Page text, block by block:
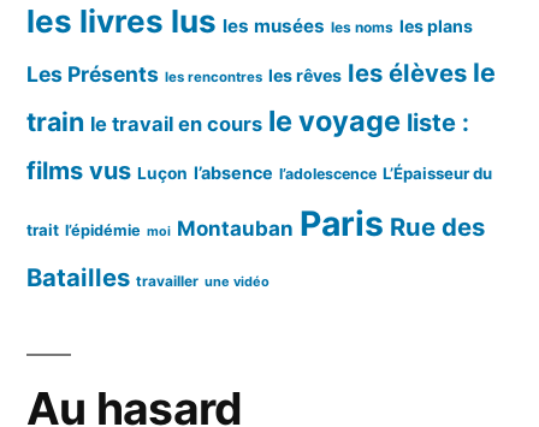
les livres lus les musées les noms les plans
Les Présents les rencontres les rêves les élèves le
train le travail en cours le voyage liste :
films vus Luçon l’absence l’adolescence L’Épaisseur du
trait l’épidémie moi Montauban Paris Rue des
Batailles travailler une vidéo
Au hasard